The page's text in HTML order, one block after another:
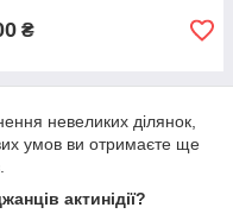
₴
невеликих ділянок,
умов ви отримаєте ще
актинідії?